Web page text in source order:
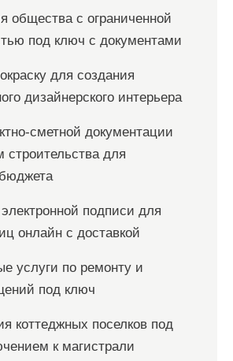
общества с ограниченной
под ключ с документами
для создания
дизайнерского интерьера
сметной документации
строительства для
подписи для
онлайн с доставкой
услуги по ремонту и
под ключ
коттеджных поселков под
к магистрали